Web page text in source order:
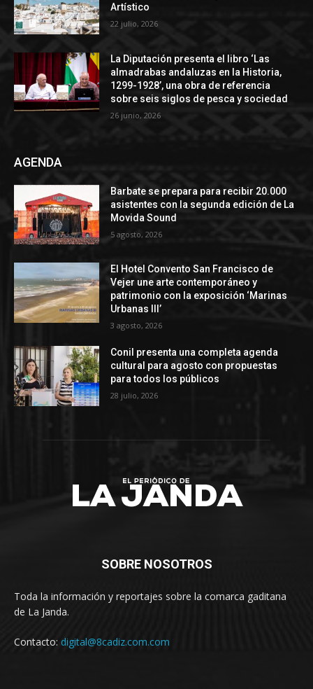
Artístico
22 julio, 2026
La Diputación presenta el libro ‘Las
almadrabas andaluzas en la Historia,
1299-1928’, una obra de referencia
sobre seis siglos de pesca y sociedad
26 junio, 2026
AGENDA
Barbate se prepara para recibir 20.000
asistentes con la segunda edición de La
Movida Sound
5 agosto, 2026
El Hotel Convento San Francisco de
Vejer une arte contemporáneo y
patrimonio con la exposición ‘Marinas
Urbanas III’
3 agosto, 2026
Conil presenta una completa agenda
cultural para agosto con propuestas
para todos los públicos
28 julio, 2026
SOBRE NOSOTROS
Toda la información y reportajes sobre la comarca gaditana
de La Janda.
Contacto: digital@8cadiz.com.com